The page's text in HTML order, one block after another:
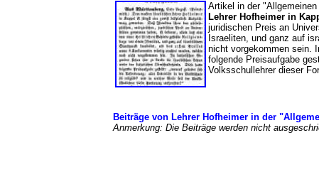
Artikel in der
Lehrer Hofheimer in
juridischen Preis an
Israeliten, und ganz auf
nicht vorgekommen sein.
folgende Preisaufgabe
Volksschullehrer dieser
Beiträge von Lehrer Hofheimer in der
Anmerkung: Die Beiträge werden nicht